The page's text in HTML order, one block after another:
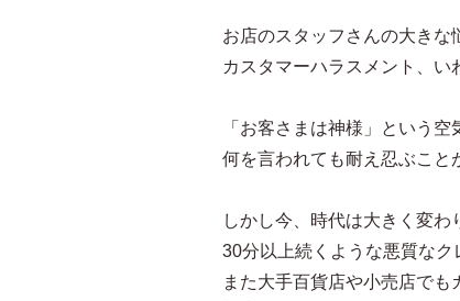
お店のスタッフさんの大きな
カスタマーハラスメント、い
「お客さまは神様」という
何を言われても耐え忍ぶこと
しかし今、時代は大きく変わ
30分以上続くような悪質なク
また大手百貨店や小売店でも